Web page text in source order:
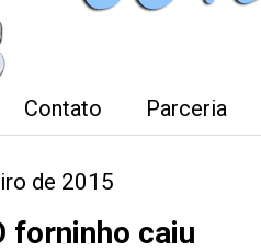
Contato Parceria
de 2015
forninho caiu